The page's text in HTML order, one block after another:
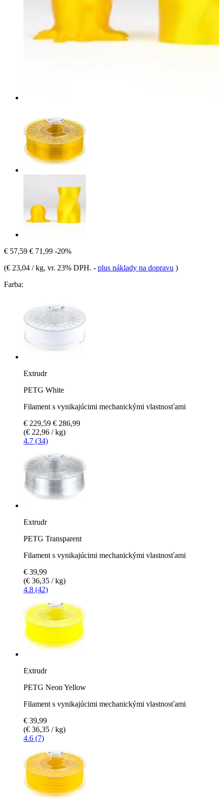
€ 57,59 € 71,99 -20%
(€ 23,04 / kg, vr. 23% DPH. - plus náklady na dopravu )
Farba:
Extrudr
PETG White
Filament s vynikajúcimi mechanickými vlastnosťami
€ 229,59 € 286,99
(€ 22,96 / kg)
4.7 (34)
Extrudr
PETG Transparent
Filament s vynikajúcimi mechanickými vlastnosťami
€ 39,99
(€ 36,35 / kg)
4.8 (42)
Extrudr
PETG Neon Yellow
Filament s vynikajúcimi mechanickými vlastnosťami
€ 39,99
(€ 36,35 / kg)
4.6 (7)